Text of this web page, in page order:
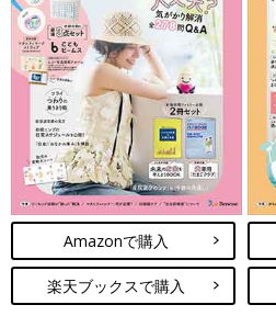
Amazonで購入
楽天ブックスで購入